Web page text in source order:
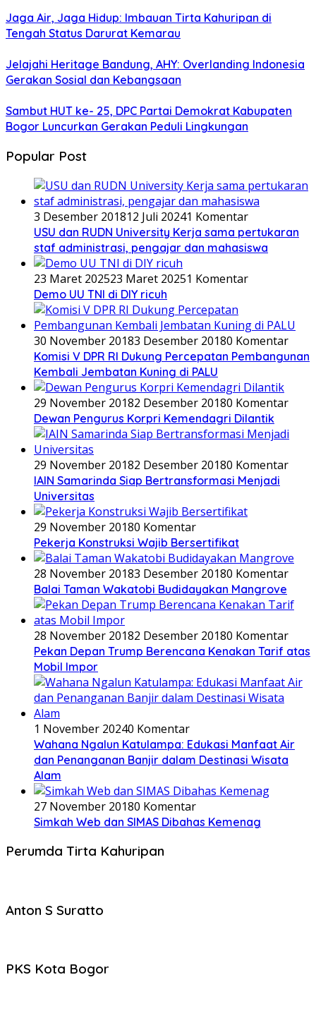
Jaga Air, Jaga Hidup: Imbauan Tirta Kahuripan di
Tengah Status Darurat Kemarau
Jelajahi Heritage Bandung, AHY: Overlanding Indonesia
Gerakan Sosial dan Kebangsaan
Sambut HUT ke- 25, DPC Partai Demokrat Kabupaten
Bogor Luncurkan Gerakan Peduli Lingkungan
Popular Post
3 Desember 201812 Juli 20241 Komentar
USU dan RUDN University Kerja sama pertukaran
staf administrasi, pengajar dan mahasiswa
23 Maret 202523 Maret 20251 Komentar
Demo UU TNI di DIY ricuh
30 November 20183 Desember 20180 Komentar
Komisi V DPR RI Dukung Percepatan Pembangunan
Kembali Jembatan Kuning di PALU
29 November 20182 Desember 20180 Komentar
Dewan Pengurus Korpri Kemendagri Dilantik
29 November 20182 Desember 20180 Komentar
IAIN Samarinda Siap Bertransformasi Menjadi
Universitas
29 November 20180 Komentar
Pekerja Konstruksi Wajib Bersertifikat
28 November 20183 Desember 20180 Komentar
Balai Taman Wakatobi Budidayakan Mangrove
28 November 20182 Desember 20180 Komentar
Pekan Depan Trump Berencana Kenakan Tarif atas
Mobil Impor
1 November 20240 Komentar
Wahana Ngalun Katulampa: Edukasi Manfaat Air
dan Penanganan Banjir dalam Destinasi Wisata
Alam
27 November 20180 Komentar
Simkah Web dan SIMAS Dibahas Kemenag
Perumda Tirta Kahuripan
Anton S Suratto
PKS Kota Bogor